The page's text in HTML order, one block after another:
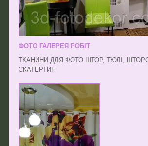
ФОТО ГАЛЕРЕЯ РОБІТ
ТКАНИНИ ДЛЯ ФОТО ШТОР, ТЮЛІ,
СКАТЕРТИН